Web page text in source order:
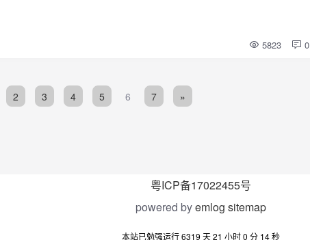
5823 0
2 3 4 5 6 7 »
粤ICP备17022455号
powered byemlog sitemap
本站已勉强运行 6319 天 21 小时 0 分 15 秒